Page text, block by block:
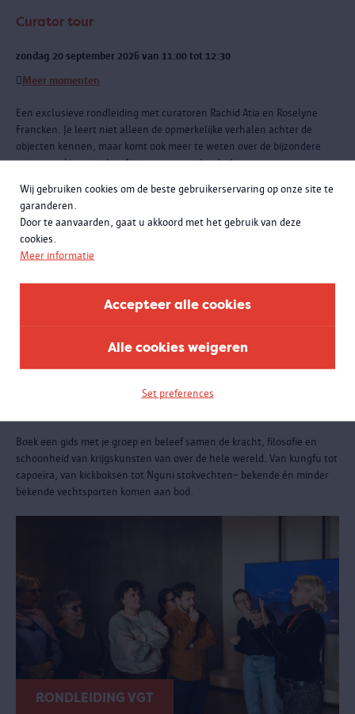
Wij gebruiken cookies om de beste gebruikerservaring op onze site te
garanderen.
Door te aanvaarden, gaat u akkoord met het gebruik van deze
cookies.
Meer informatie
Accepteer alle cookies
Alle cookies weigeren
Set preferences
Curator tour
zondag 20 september 2026 van 11:00 tot 12:30
Meer momenten
Een exclusieve rondleiding met curatoren Rachid Atia en Roselyne
Francken. Je leert niet alleen de opmerkelijke verhalen achter de
objecten kennen, maar komt ook meer te weten over de bijzondere
samenwerking met het Antwerpse sportlandschap.
RONDLEIDING
Boek een gids met je groep en beleef samen de kracht, filosofie en
schoonheid van krijgskunsten van over de hele wereld. Van kungfu tot
capoeira, van kickboksen tot Nguni stokvechten– bekende én minder
bekende vechtsporten komen aan bod.
RONDLEIDING VGT